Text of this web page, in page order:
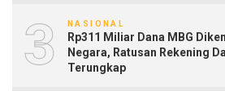
3 NASIONAL
Rp311 Miliar Dana MBG
Negara, Ratusan Rekening
Terungkap